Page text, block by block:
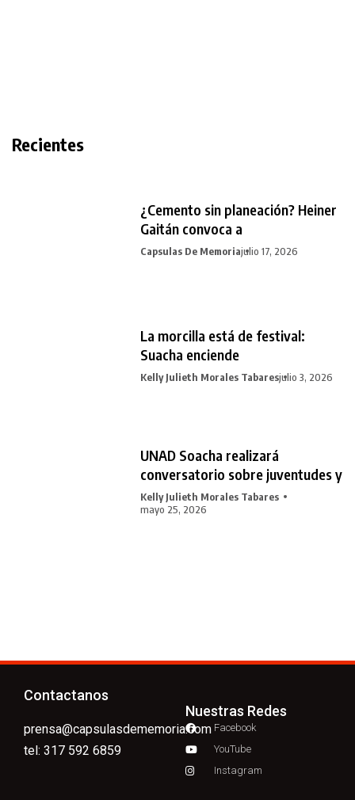
Recientes
¿Cemento sin planeación? Heiner
Gaitán convoca a
Capsulas De Memoriajulio 17, 2026
La morcilla está de festival:
Suacha enciende
Kelly Julieth Morales Tabaresjulio 3, 2026
UNAD Soacha realizará
conversatorio sobre juventudes y
Kelly Julieth Morales Tabares
mayo 25, 2026
Contactanos
prensa@capsulasdememoria.com
tel: 317 592 6859
Nuestras Redes
Facebook
YouTube
Instagram